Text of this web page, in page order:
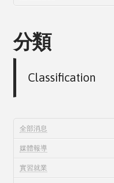
分類
Classification
全部消息
媒體報導
實習就業